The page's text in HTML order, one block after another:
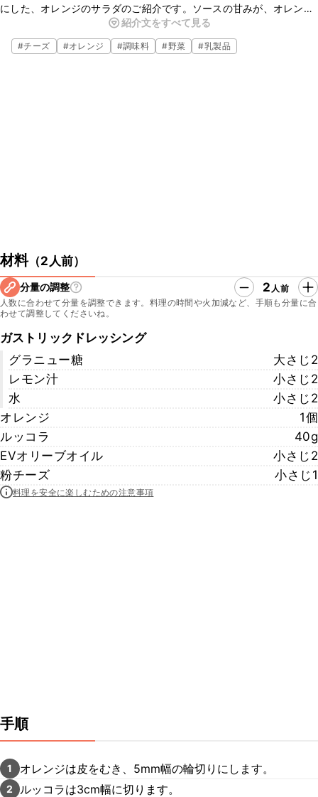
にした、オレンジのサラダのご紹介です。ソースの甘みが、オレンジ
とルッコラによく合い、ます。また、ガストリックソースはお肉の
ソースや、カレーなどのコク出しにもぴったりですよ。
紹介文をすべて見る
#チーズ #オレンジ #調味料 #野菜 #乳製品
材料（2人前）
分量の調整 2 人前
人数に合わせて分量を調整できます。料理の時間や火加減など、手順も分量に合
わせて調整してくださいね。
ガストリックドレッシング
グラニュー糖
大さじ2
レモン汁
小さじ2
水
小さじ2
オレンジ
1個
ルッコラ
40g
EVオリーブオイル
小さじ2
粉チーズ
小さじ1
料理を安全に楽しむための注意事項
手順
1 オレンジは皮をむき、5mm幅の輪切りにします。
2 ルッコラは3cm幅に切ります。